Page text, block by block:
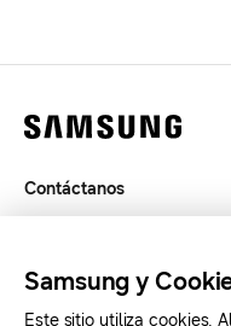
Contáctanos
SAMSUNG.COM
Samsung y
Este sitio utiliza cookies.